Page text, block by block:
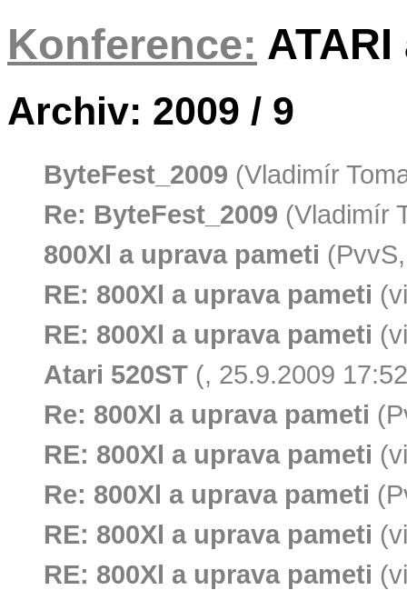
Konference:
Archiv: 2009 / 9
ByteFest_2009 (Vladimír
Re: ByteFest_2009 (Vladimír
800Xl a uprava pameti
RE: 800Xl a uprava pameti
RE: 800Xl a uprava pameti
Atari 520ST (, 25.9.2009
Re: 800Xl a uprava pameti
RE: 800Xl a uprava pameti
Re: 800Xl a uprava pameti
RE: 800Xl a uprava pameti
RE: 800Xl a uprava pameti